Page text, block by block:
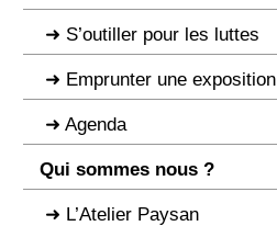
S’outiller pour les luttes
Emprunter une exposition
Agenda
Qui sommes nous ?
L’Atelier Paysan